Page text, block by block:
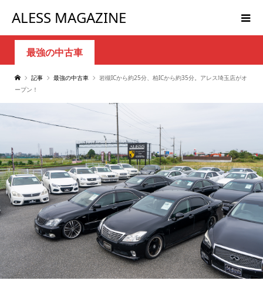
ALESS MAGAZINE
最強の中古車
記事 最強の中古車
岩槻ICから約25分、柏ICから約35分。アレス埼玉店がオ
ープン！